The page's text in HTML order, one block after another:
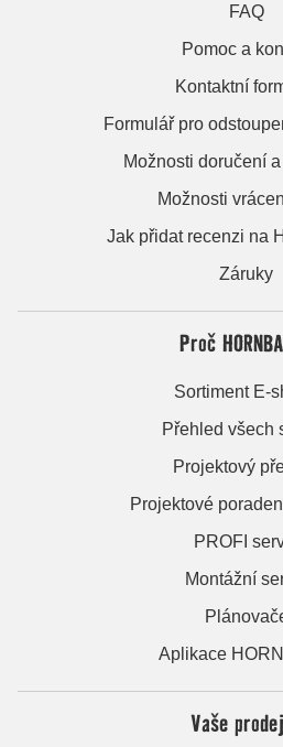
FAQ
Pomoc a
Kontaktní
Formulář pro
Možnosti doručení
Možnosti
Jak přidat recenzi na
Záruky
Proč
Sortiment E-
Přehled všech
Projektový
Projektové
PROFI
Montážní
Aplikace
Vaše